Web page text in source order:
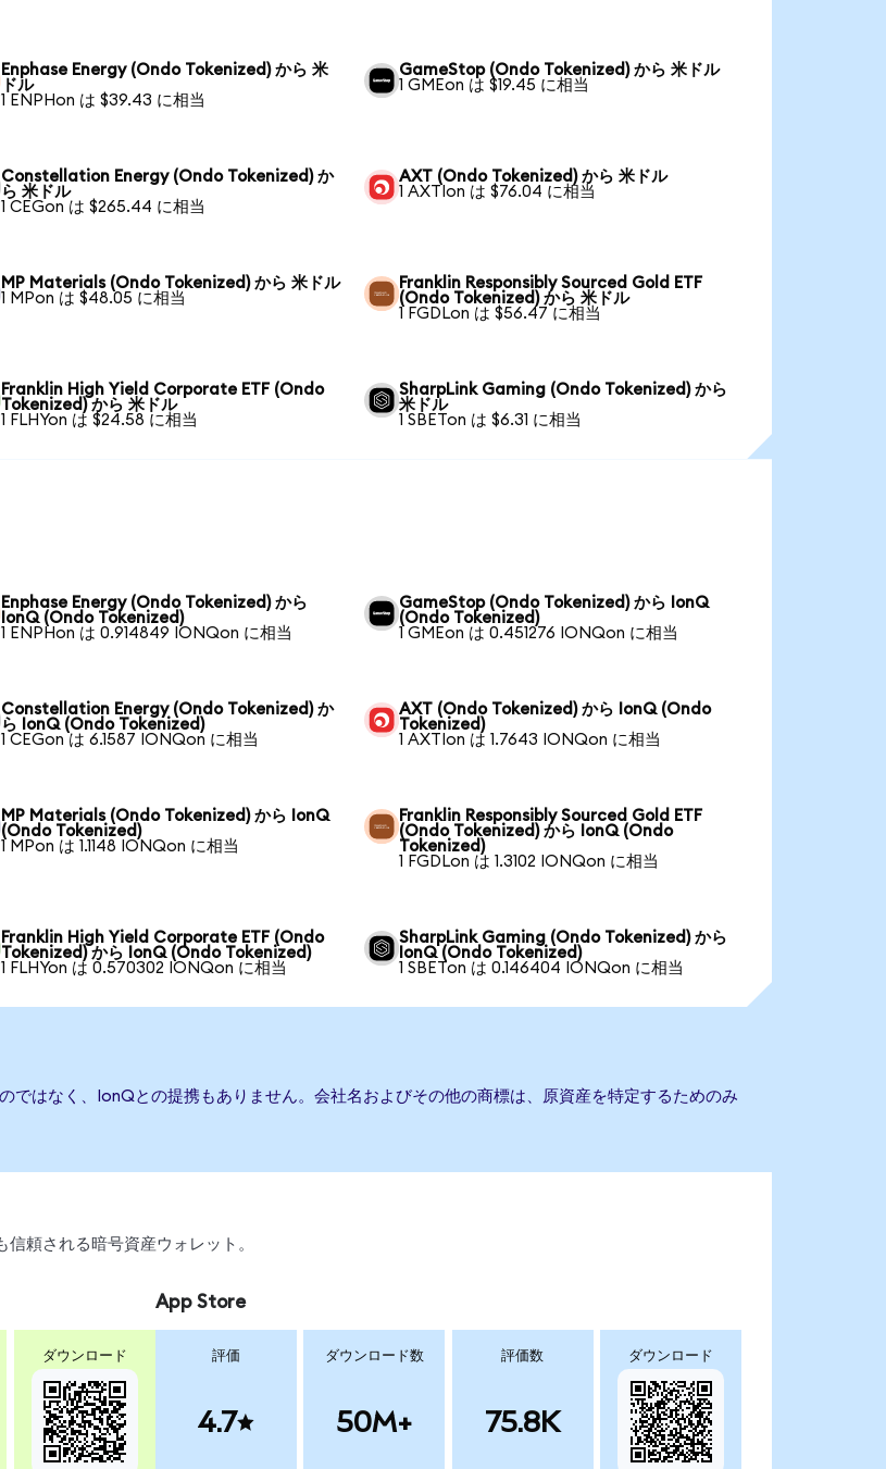
Enphase Energy (Ondo Tokenized) から 米
ドル
1 ENPHon は $39.43 に相当
GameStop (Ondo Tokenized) から 米ドル
1 GMEon は $19.45 に相当
Constellation Energy (Ondo Tokenized) か
ら 米ドル
1 CEGon は $265.44 に相当
AXT (Ondo Tokenized) から 米ドル
1 AXTIon は $76.04 に相当
MP Materials (Ondo Tokenized) から 米ドル
1 MPon は $48.05 に相当
Franklin Responsibly Sourced Gold ETF
(Ondo Tokenized) から 米ドル
1 FGDLon は $56.47 に相当
Franklin High Yield Corporate ETF (Ondo
Tokenized) から 米ドル
1 FLHYon は $24.58 に相当
SharpLink Gaming (Ondo Tokenized) から
米ドル
1 SBETon は $6.31 に相当
Enphase Energy (Ondo Tokenized) から
IonQ (Ondo Tokenized)
1 ENPHon は 0.914849 IONQon に相当
GameStop (Ondo Tokenized) から IonQ
(Ondo Tokenized)
1 GMEon は 0.451276 IONQon に相当
Constellation Energy (Ondo Tokenized) か
ら IonQ (Ondo Tokenized)
1 CEGon は 6.1587 IONQon に相当
AXT (Ondo Tokenized) から IonQ (Ondo
Tokenized)
1 AXTIon は 1.7643 IONQon に相当
MP Materials (Ondo Tokenized) から IonQ
(Ondo Tokenized)
1 MPon は 1.1148 IONQon に相当
Franklin Responsibly Sourced Gold ETF
(Ondo Tokenized) から IonQ (Ondo
Tokenized)
1 FGDLon は 1.3102 IONQon に相当
Franklin High Yield Corporate ETF (Ondo
Tokenized) から IonQ (Ondo Tokenized)
1 FLHYon は 0.570302 IONQon に相当
SharpLink Gaming (Ondo Tokenized) から
IonQ (Ondo Tokenized)
1 SBETon は 0.146404 IONQon に相当
ではなく、IonQとの提携もありません。会社名およびその他の商標は、原資産を特定するためのみ
頼される暗号資産ウォレット。
ダウンロード
App Store
評価
4.7
ダウンロード数
50M+
評価数
75.8K
ダウンロード